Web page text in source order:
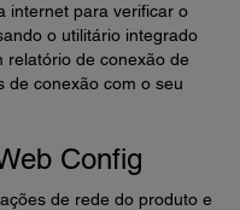
internet para verificar o
o utilitário integrado
relatório de conexão de
de conexão com o seu
Config
de rede do produto e